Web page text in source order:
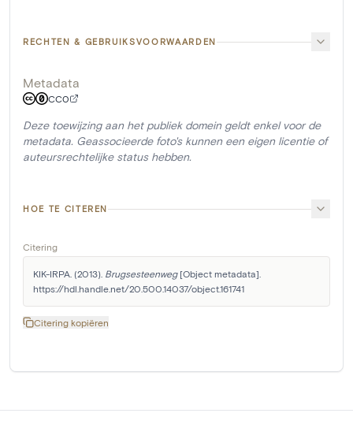
RECHTEN & GEBRUIKSVOORWAARDEN
Metadata
CC0
Deze toewijzing aan het publiek domein geldt enkel voor de
metadata. Geassocieerde foto's kunnen een eigen licentie of
auteursrechtelijke status hebben.
HOE TE CITEREN
Citering
KIK-IRPA. (2013). Brugsesteenweg [Object metadata].
https://hdl.handle.net/20.500.14037/object.161741
Citering kopiëren